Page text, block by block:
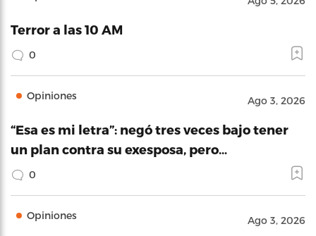
Terror a las 10 AM
0
Opiniones Ago 3, 2026
“Esa es mi letra”: negó tres veces bajo tener
un plan contra su exesposa, pero…
0
Opiniones Ago 3, 2026